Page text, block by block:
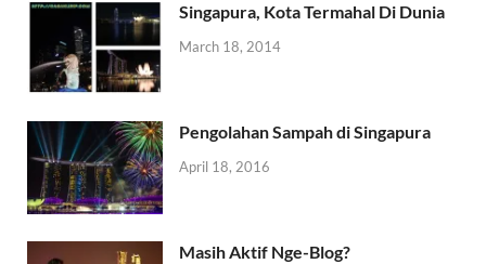
Singapura, Kota Termahal Di Dunia
March 18, 2014
Pengolahan Sampah di Singapura
April 18, 2016
Masih Aktif Nge-Blog?